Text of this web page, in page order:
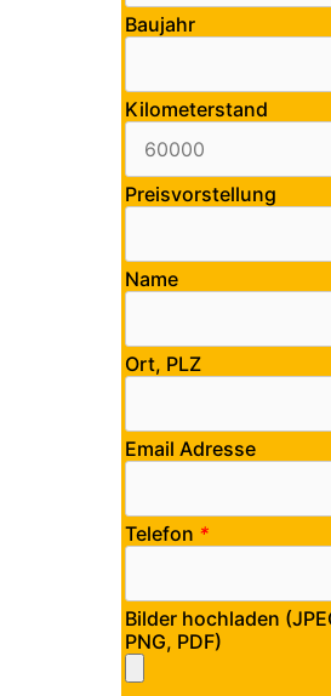
Baujahr
Kilometerstand
Preisvorstellung
Name
Ort, PLZ
Email Adresse
Telefon *
Bilder hochladen
PNG, PDF)